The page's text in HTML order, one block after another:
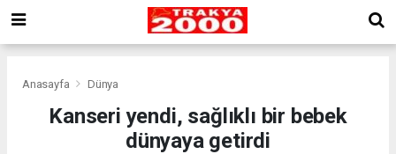
Anasayfa Dünya
Kanseri yendi, sağlıklı bir bebek
dünyaya getirdi